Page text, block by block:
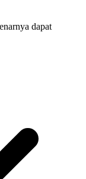
dapat